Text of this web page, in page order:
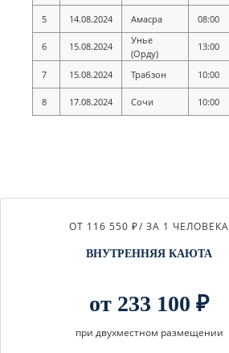
5 14.08.2024 Амасра 08:00
6 15.08.2024
Унье
(Орду)
13:00
7 15.08.2024 Трабзон 10:00
8 17.08.2024 Сочи 10:00
ОТ 116 550 ₽/ ЗА 1 ЧЕЛОВЕКА
ВНУТРЕННЯЯ КАЮТА
от 233 100 ₽
при двухместном размещении